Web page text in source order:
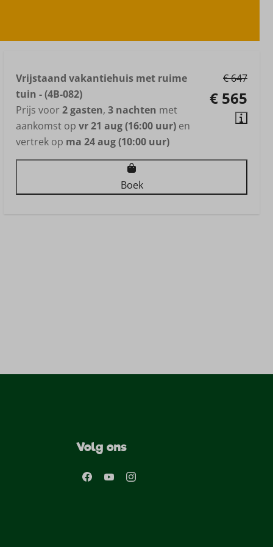
€ 647
€ 565
Vrijstaand vakantiehuis met ruime
tuin - (4B-082)
Prijs voor2 gasten, 3 nachten met
aankomst op vr 21 aug (16:00 uur) en
vertrek op ma 24 aug (10:00 uur)
Boek
Volg ons